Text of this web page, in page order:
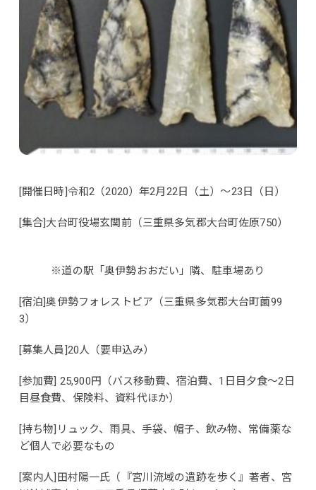
[開催日時]令和2（2020）年2月22日（土）～23日（日）
[集合]大台町役場玄関前（三重県多気郡大台町佐原750）
※道の駅「奥伊勢おおだい」隣、駐車場あり
[宿泊]奥伊勢フォレストピア（三重県多気郡大台町薗99
3）
[募集人員]20人（要申込み）
[参加費] 25,900円（バス移動費、宿泊費、1日目夕食～2日
目昼食費、保険料、資料代ほか）
[持ち物]リュック、雨具、手袋、帽子、飲み物、常備薬な
ど個人で必要なもの
[案内人]田村陽一氏（『宮川流域の遺跡を歩く』著者、宮